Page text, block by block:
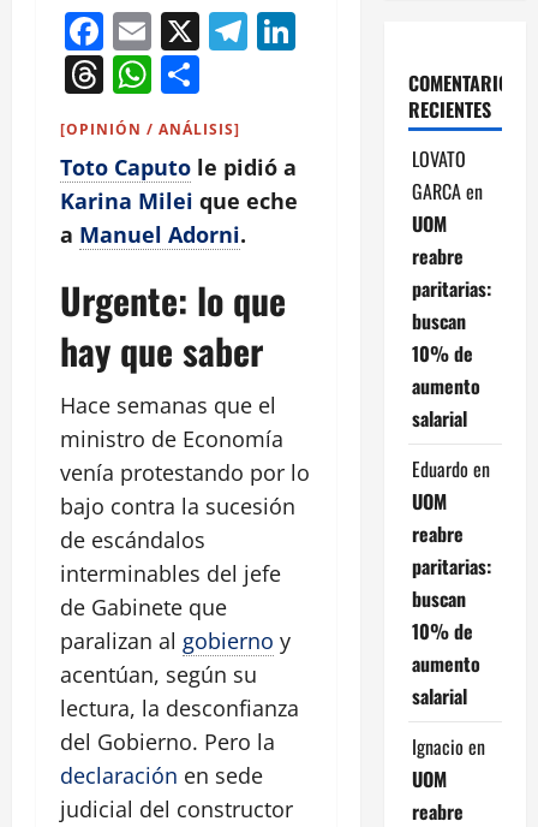
Facebook
Email
X Telegram
Threads
WhatsApp
[OPINIÓN / ANÁLISIS]
Toto Caputo le pidió a
Karina Milei que eche
a Manuel Adorni.
Urgente: lo que
hay que saber
Hace semanas que el
ministro de Economía
venía protestando por lo
bajo contra la sucesión
de escándalos
interminables del jefe
de Gabinete que
paralizan al gobierno y
acentúan, según su
lectura, la desconfianza
del Gobierno. Pero la
declaración en sede
judicial del constructor
COMENTARIOS
RECIENTES
LOVATO
GARCAen
UOM
reabre
paritarias:
buscan
10% de
aumento
salarial
Eduardo en
UOM
reabre
paritarias:
buscan
10% de
aumento
salarial
Ignacio en
UOM
reabre